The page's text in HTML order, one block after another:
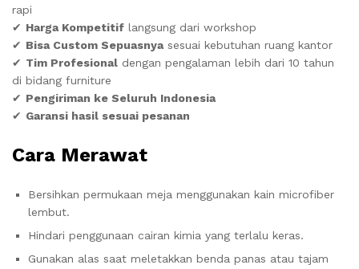
rapi
✔ Harga Kompetitif langsung dari workshop
✔ Bisa Custom Sepuasnyasesuai kebutuhan ruang kantor
✔ Tim Profesional dengan pengalaman lebih dari 10 tahun
di bidang furniture
✔ Pengiriman ke Seluruh Indonesia
✔ Garansi hasil sesuai pesanan
Cara Merawat
Bersihkan permukaan meja menggunakan kain microfiber
lembut.
Hindari penggunaan cairan kimia yang terlalu keras.
Gunakan alas saat meletakkan benda panas atau tajam